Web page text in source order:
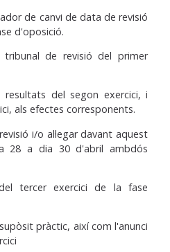
de canvi de data de revisió
d'oposició.
de revisió del primer
resultats del segon exercici, i
als efectes corresponents.
i/o al·legar davant aquest
28 a dia 30 d'abril ambdós
tercer exercici de la fase
pràctic, així com l'anunci